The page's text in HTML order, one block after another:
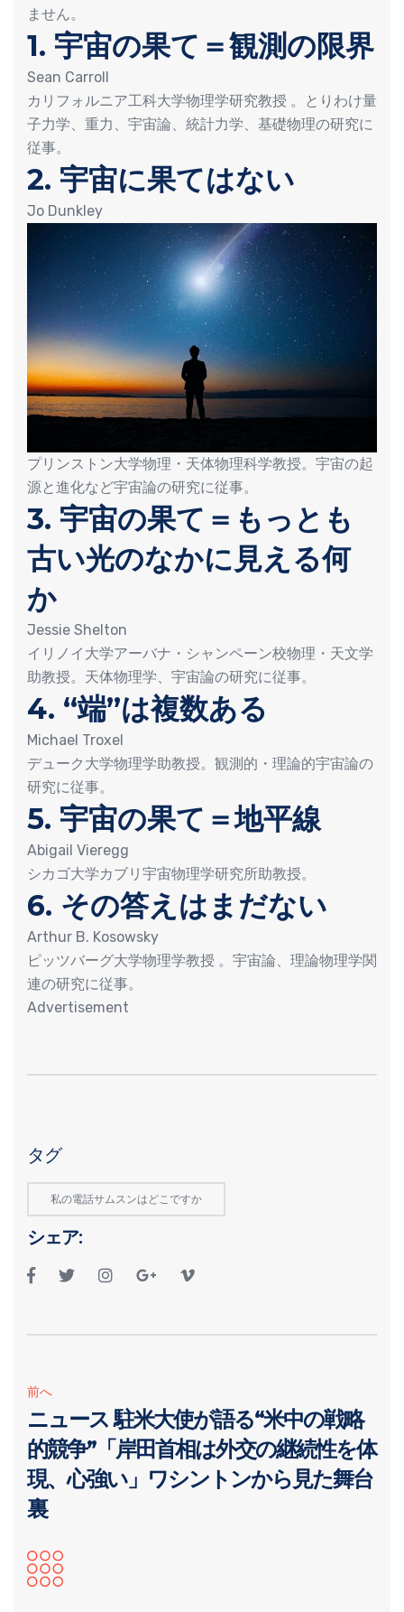
ません。
1. 宇宙の果て＝観測の限界
Sean Carroll
カリフォルニア工科大学物理学研究教授 。とりわけ量
子力学、重力、宇宙論、統計力学、基礎物理の研究に
従事。
2. 宇宙に果てはない
Jo Dunkley
プリンストン大学物理・天体物理科学教授。宇宙の起
源と進化など宇宙論の研究に従事。
3. 宇宙の果て＝もっとも
古い光のなかに見える何
か
Jessie Shelton
イリノイ大学アーバナ・シャンペーン校物理・天文学
助教授。天体物理学、宇宙論の研究に従事。
4. “端”は複数ある
Michael Troxel
デューク大学物理学助教授。観測的・理論的宇宙論の
研究に従事。
5. 宇宙の果て＝地平線
Abigail Vieregg
シカゴ大学カブリ宇宙物理学研究所助教授。
6. その答えはまだない
Arthur B. Kosowsky
ピッツバーグ大学物理学教授 。宇宙論、理論物理学関
連の研究に従事。
Advertisement
タグ
私の電話サムスンはどこですか
シェア:
前へ
ニュース 駐米大使が語る“米中の戦略
的競争”「岸田首相は外交の継続性を体
現、心強い」ワシントンから見た舞台
裏